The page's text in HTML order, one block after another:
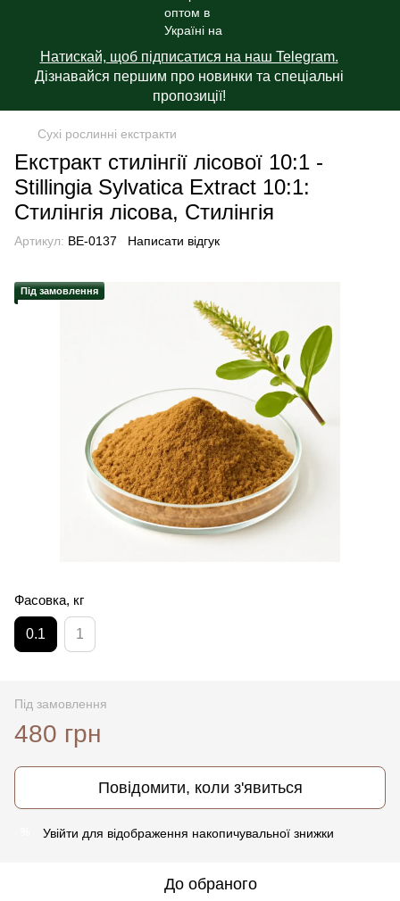
Натискай, щоб підписатися на наш Telegram.
Дізнавайся першим про новинки та спеціальні
пропозиції!
Сухі рослинні екстракти
Екстракт стилінгії лісової 10:1 -
Stillingia Sylvatica Extract 10:1:
Стилінгія лісова, Стилінгія
Артикул: BE-0137 Написати відгук
Під замовлення
Фасовка, кг
0.1 1
Під замовлення
480 грн
Повідомити, коли з'явиться
Увійти для відображення накопичувальної знижки
До обраного